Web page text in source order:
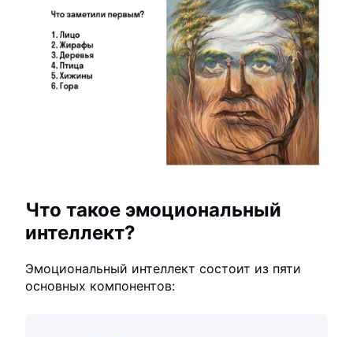
Что такое эмоциональный
интеллект?
Эмоциональный интеллект состоит из пяти
основных компонентов: